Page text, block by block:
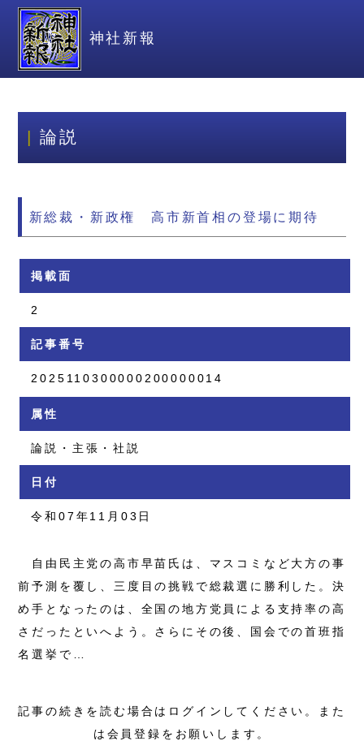
神社新報
論説
新総裁・新政権 高市新首相の登場に期待
掲載面
2
記事番号
2025110300000200000014
属性
論説・主張・社説
日付
令和07年11月03日
自由民主党の高市早苗氏は、マスコミなど大方の事
前予測を覆し、三度目の挑戦で総裁選に勝利した。決
め手となったのは、全国の地方党員による支持率の高
さだったといへよう。さらにその後、国会での首班指
名選挙で…
記事の続きを読む場合はログインしてください。また
は会員登録をお願いします。